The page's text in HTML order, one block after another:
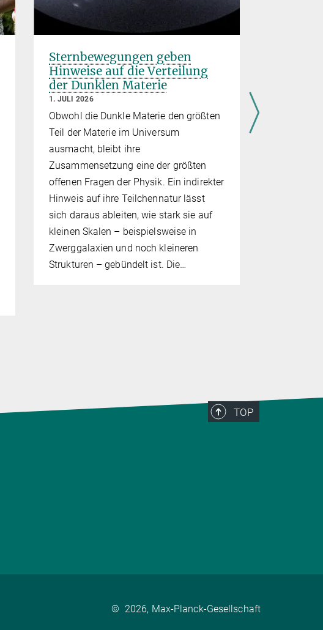
Sternbewegungen geben
Hinweise auf die Verteilung
der Dunklen Materie
1. JULI 2026
Obwohl die Dunkle Materie den größten
Teil der Materie im Universum
ausmacht, bleibt ihre
Zusammensetzung eine der größten
offenen Fragen der Physik. Ein indirekter
Hinweis auf ihre Teilchennatur lässt
sich daraus ableiten, wie stark sie auf
kleinen Skalen – beispielsweise in
Zwerggalaxien und noch kleineren
Strukturen – gebündelt ist. Die…
TOP
© 2026, Max-Planck-Gesellschaft